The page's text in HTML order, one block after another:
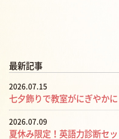
最新記事
2026.07.15
七夕飾りで教室がにぎやか
2026.07.09
夏休み限定！英語力診断セッ